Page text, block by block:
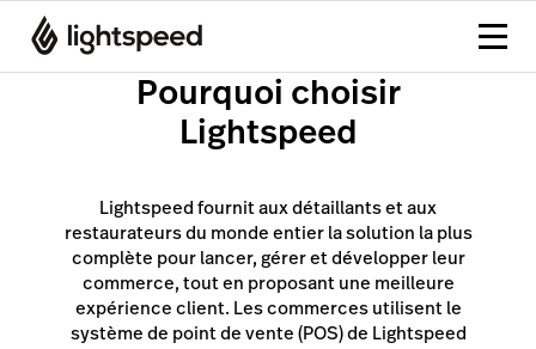
Pourquoi choisir
Lightspeed
Lightspeed fournit aux détaillants et aux
restaurateurs du monde entier la solution la plus
complète pour lancer, gérer et développer leur
commerce, tout en proposant une meilleure
expérience client. Les commerces utilisent le
système de point de vente (POS) de Lightspeed